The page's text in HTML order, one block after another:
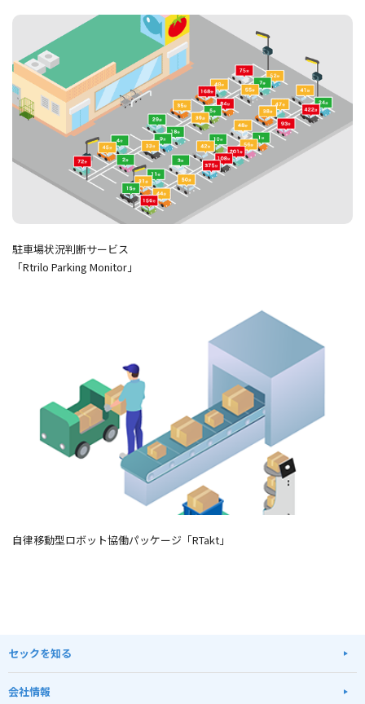
駐車場状況判断サービス
「Rtrilo Parking Monitor」
自律移動型ロボット協働パッケージ「RTakt」
セックを知る
会社情報